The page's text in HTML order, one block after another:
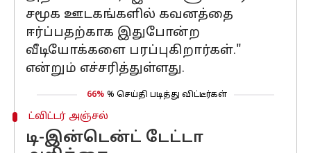
சமூக ஊடகங்களில் கவனத்தை
ஈர்ப்பதற்காக இதுபோன்ற
வீடியோக்களை பரப்புகிறார்கள்."
என்றும் எச்சரித்துள்ளது.
66% % செய்தி படித்து விட்டீர்கள்
ட்விட்டர் அஞ்சல்
டி-இன்டென்ட் டேட்டா